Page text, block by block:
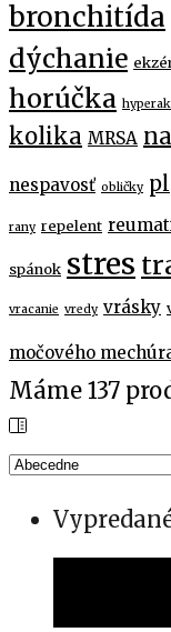
bronchitída
dýchanie
horúčka
kolika MRSA
nespavosť obličky
rany repelent
spánok stres
vracanie vredy vrásky
močového
Máme 137